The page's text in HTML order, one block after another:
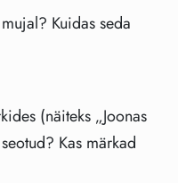
Kuidas seda
(näiteks „Joonas
Kas märkad